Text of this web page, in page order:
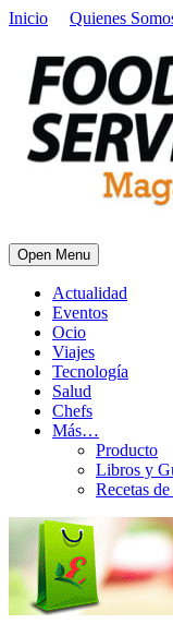
Inicio Quienes
Open Menu
Actualidad
Eventos
Ocio
Viajes
Tecnología
Salud
Chefs
Más…
Producto
Libros y
Recetas